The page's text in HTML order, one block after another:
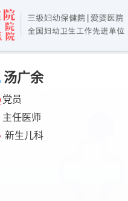
汤广余
党员
主任医师
新生儿科